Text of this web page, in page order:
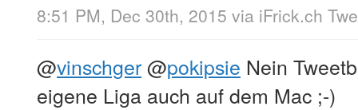
8:51 PM, Dec 30th, 2015 via iFrick.ch
@vinschger@pokipsie Nein
eigene Liga auch auf dem Mac ;-)